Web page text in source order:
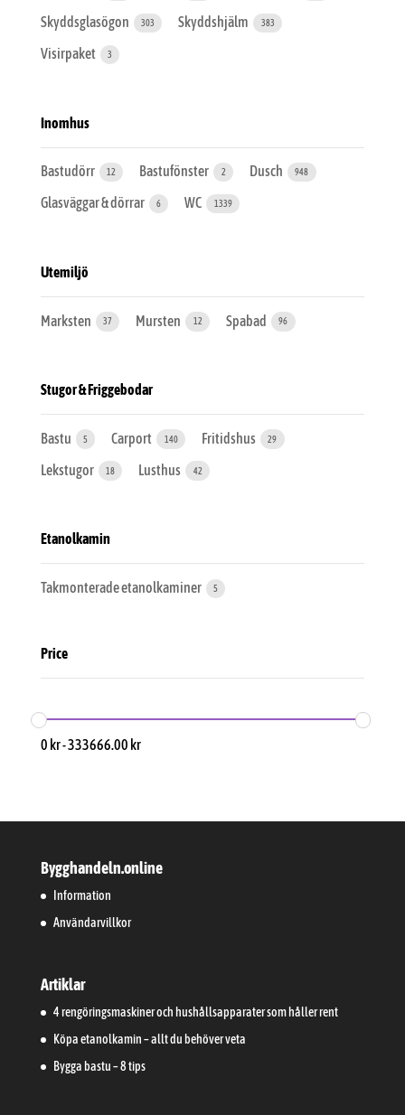
Skyddsglasögon 303 Skyddshjälm 383
Visirpaket 3
Inomhus
Bastudörr 12 Bastufönster 2 Dusch 948
Glasväggar & dörrar 6 WC 1339
Utemiljö
Marksten 37 Mursten 12 Spabad 96
Stugor & Friggebodar
Bastu 5 Carport 140 Fritidshus 29
Lekstugor 18 Lusthus 42
Etanolkamin
Takmonterade etanolkaminer 5
Price
0 kr-333666.00 kr
Bygghandeln.online
Information
Användarvillkor
Artiklar
4 rengöringsmaskiner och hushållsapparater som håller rent
Köpa etanolkamin – allt du behöver veta
Bygga bastu – 8 tips